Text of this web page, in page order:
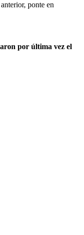
ponte en
por última vez el